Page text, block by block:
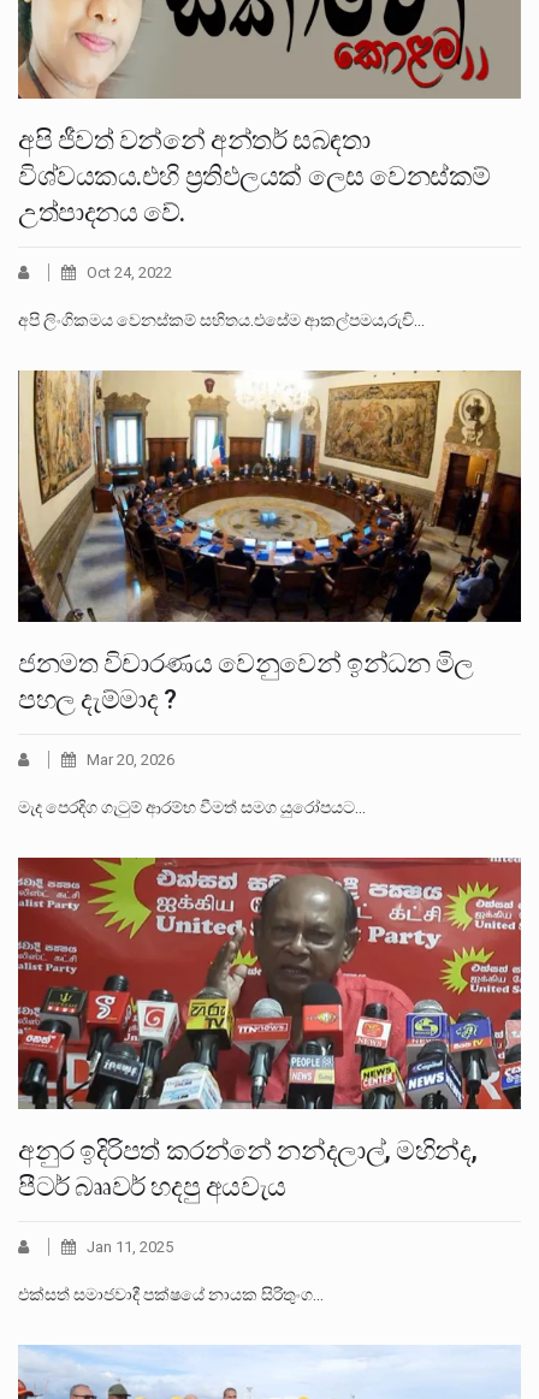
අපි ජීවත් වන්නේ අන්තර් සබඳතා
විශ්වයකය.එහි ප්‍රතිඵලයක් ලෙස වෙනස්කම්
උත්පාදනය වේ.
Oct 24, 2022
අපි ලිංගිකමය වෙනස්කම් සහිතය.එසේම ආකල්පමය,රුචි…
ජනමත විචාරණය වෙනුවෙන් ඉන්ධන මිල
පහල දැම්මාද ?
Mar 20, 2026
මැද පෙරදිග ගැටුම් ආරම්භ වීමත් සමග යුරෝපයට…
අනුර ඉදිරිපත් කරන්නේ නන්දලාල්, මහින්ද,
පීටර් බෲවර් හදපු අයවැය
Jan 11, 2025
එක්සත් සමාජවාදී පක්ෂයේ නායක සිරිතුංග…